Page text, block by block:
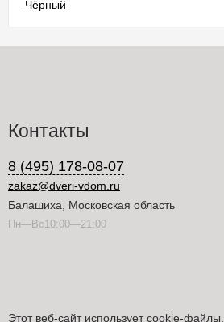
Контакты
8 (495) 178-08-07
zakaz@dveri-vdom.ru
Балашиха, Московская область
Пн—Вс10:00—21:00
Этот веб-сайт использует cookie-файлы.